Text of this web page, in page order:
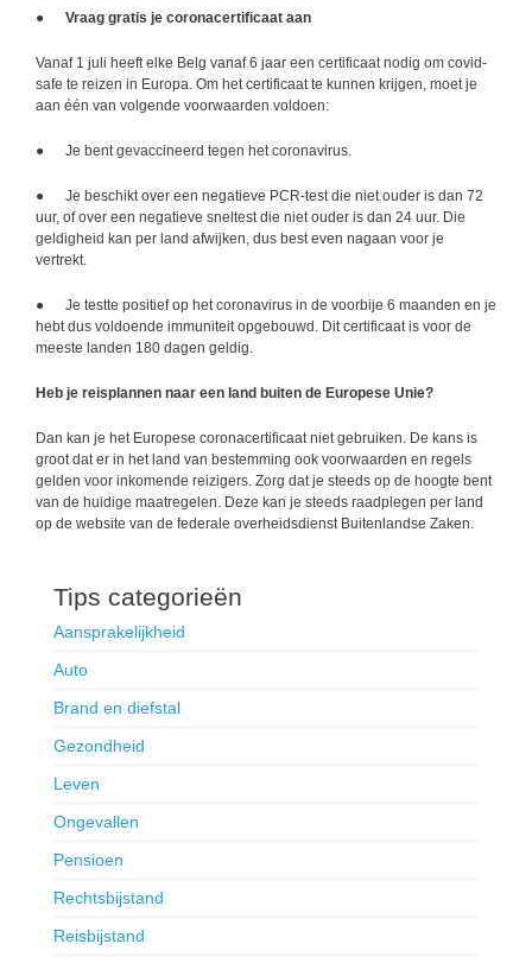
● Vraag gratis je coronacertificaat aan
Vanaf 1 juli heeft elke Belg vanaf 6 jaar een certificaat nodig om covid-
safe te reizen in Europa. Om het certificaat te kunnen krijgen, moet je
aan één van volgende voorwaarden voldoen:
● Je bent gevaccineerd tegen het coronavirus.
● Je beschikt over een negatieve PCR-test die niet ouder is dan 72
uur, of over een negatieve sneltest die niet ouder is dan 24 uur. Die
geldigheid kan per land afwijken, dus best even nagaan voor je
vertrekt.
● Je testte positief op het coronavirus in de voorbije 6 maanden en je
hebt dus voldoende immuniteit opgebouwd. Dit certificaat is voor de
meeste landen 180 dagen geldig.
Heb je reisplannen naar een land buiten de Europese Unie?
Dan kan je het Europese coronacertificaat niet gebruiken. De kans is
groot dat er in het land van bestemming ook voorwaarden en regels
gelden voor inkomende reizigers. Zorg dat je steeds op de hoogte bent
van de huidige maatregelen. Deze kan je steeds raadplegen per land
op de website van de federale overheidsdienst Buitenlandse Zaken
Tips categorieën
Aansprakelijkheid
Auto
Brand en diefstal
Gezondheid
Leven
Ongevallen
Pensioen
Rechtsbijstand
Reisbijstand